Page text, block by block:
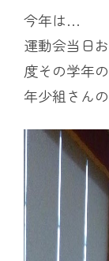
今年は…
運動会当日
度その学年
年少組さん